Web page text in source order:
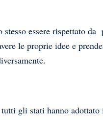
essere rispettato da
le proprie idee e
gli stati hanno